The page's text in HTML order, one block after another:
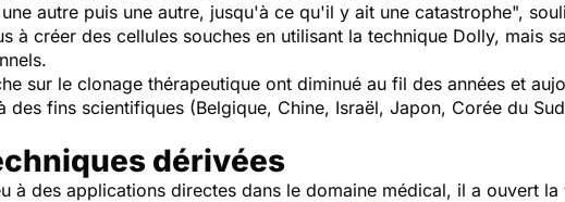
autre puis une autre, jusqu'à ce qu'il y ait une catastrophe",
à créer des cellules souches en utilisant la technique Dolly, mais
sur le clonage thérapeutique ont diminué au fil des années et
fins scientifiques (Belgique, Chine, Israël, Japon, Corée du
dérivées
à des applications directes dans le domaine médical, il a ouvert la